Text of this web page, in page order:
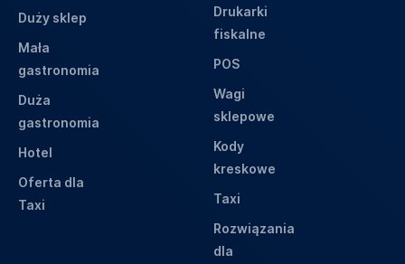
Duży sklep
Mała
gastronomia
Duża
gastronomia
Hotel
Oferta dla
Taxi
Drukarki
fiskalne
POS
Wagi
sklepowe
Kody
kreskowe
Taxi
Rozwiązania
dla